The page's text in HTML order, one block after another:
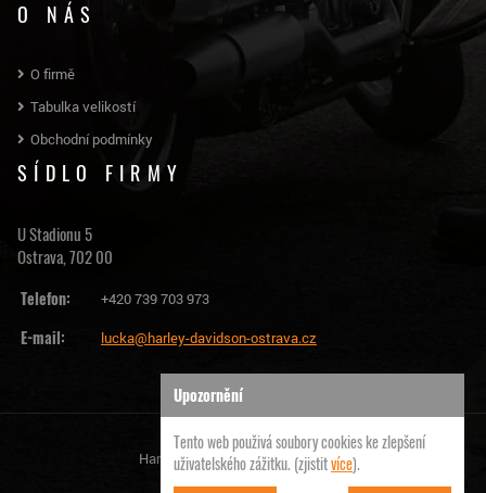
O NÁS
O firmě
Tabulka velikostí
Obchodní podmínky
SÍDLO FIRMY
U Stadionu 5
Ostrava, 702 00
Telefon:
+420 739 703 973
E-mail: lucka@harley-davidson-ostrava.cz
Harley Davidson Ostrava | © 2026
Upozornění
Tento web použivá soubory cookies ke zlepšení
uživatelského zážitku. (zjistitvíce).